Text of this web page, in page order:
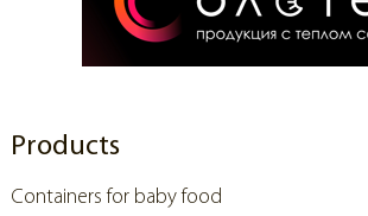
Products
Containers for baby food